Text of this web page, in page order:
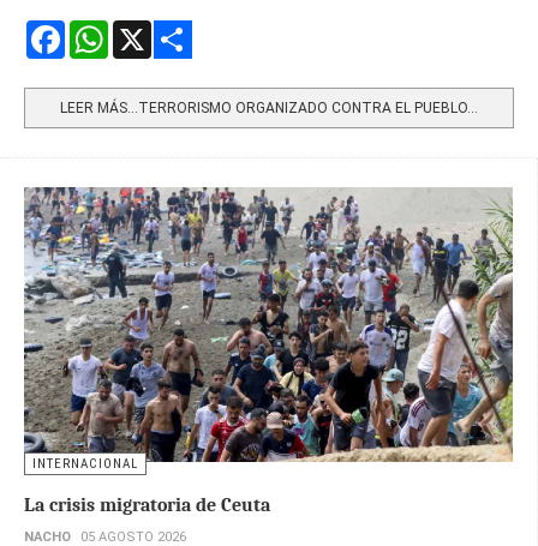
FacebookWhatsApp
LEER MÁS…TERRORISMO ORGANIZADO CONTRA EL PUEBLO...
INTERNACIONAL
La crisis migratoria de Ceuta
NACHO 05 AGOSTO 2026